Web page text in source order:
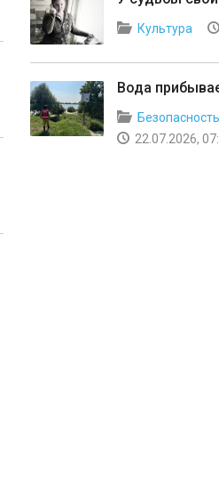
Культура
Вода
Безопасность
22.07.2026,